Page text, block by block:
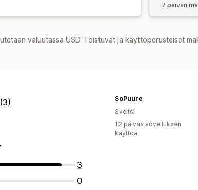
7 päivän
valuutassa USD. Toistuvat ja käyttöperusteiset
(3)
3
0
SoPuure
Sveitsi
12 päivää sovelluksen
käyttöä